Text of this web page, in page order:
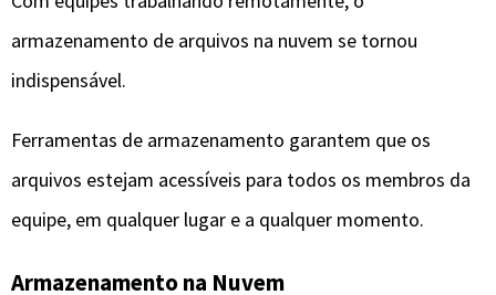
armazenamento de arquivos na nuvem se tornou
indispensável.
Ferramentas de armazenamento garantem que os
arquivos estejam acessíveis para todos os membros da
equipe, em qualquer lugar e a qualquer momento.
Armazenamento na Nuvem